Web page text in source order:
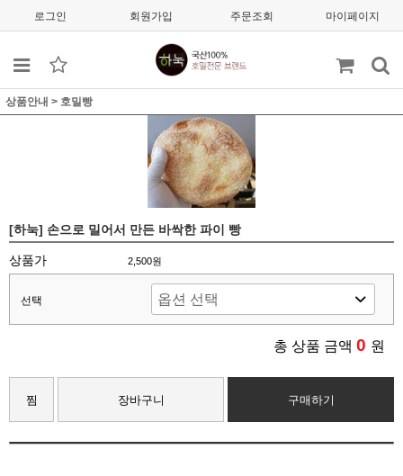
로그인 회원가입 주문조회 마이페이지
상품안내 > 호밀빵
[하눅] 손으로 밀어서 만든 바싹한 파이 빵
상품가 2,500원
선택
총 상품 금액 0 원
찜 장바구니 구매하기